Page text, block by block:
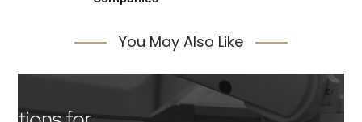
You May Also Like